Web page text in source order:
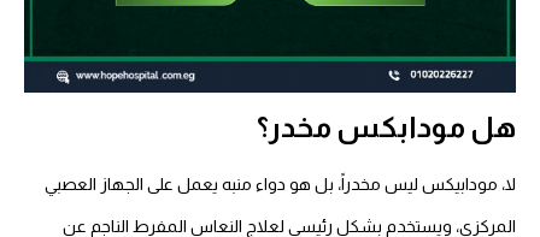
هل مودابكس مخدر؟
لا، مودابيكس ليس مخدراً، بل هو دواء منبه يعمل على الجهاز العصبي
المركزي، ويستخدم بشكل رئيسي لعلاج النعاس المفرط الناجم عن